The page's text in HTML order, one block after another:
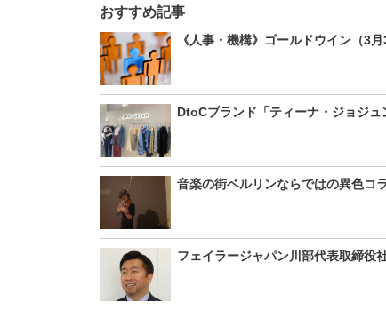
おすすめ記事
《人事・機構》ゴールドウイン（3月
DtoCブランド「ティーナ・ジョジ
音楽の街ベルリンならではの異色コ
フェイラージャパン川部代表取締